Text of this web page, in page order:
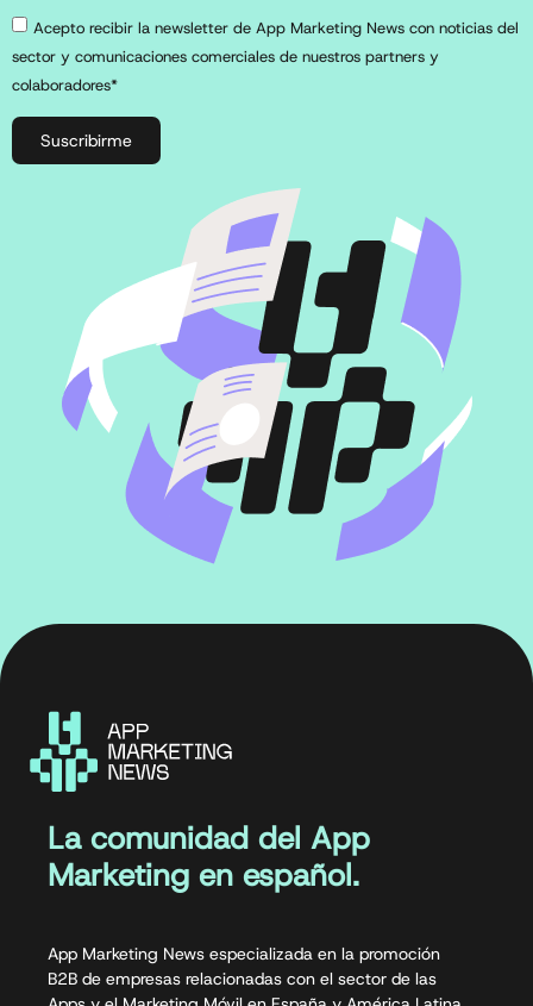
Acepto recibir la newsletter de App Marketing News con noticias del
sector y comunicaciones comerciales de nuestros partners y
colaboradores*
Suscribirme
La comunidad del App
Marketing en español.
App Marketing News especializada en la promoción
B2B de empresas relacionadas con el sector de las